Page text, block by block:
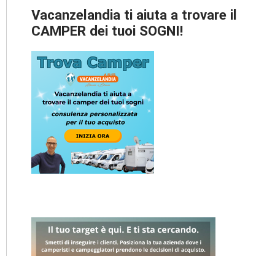
Vacanzelandia ti aiuta a trovare il
CAMPER dei tuoi SOGNI!